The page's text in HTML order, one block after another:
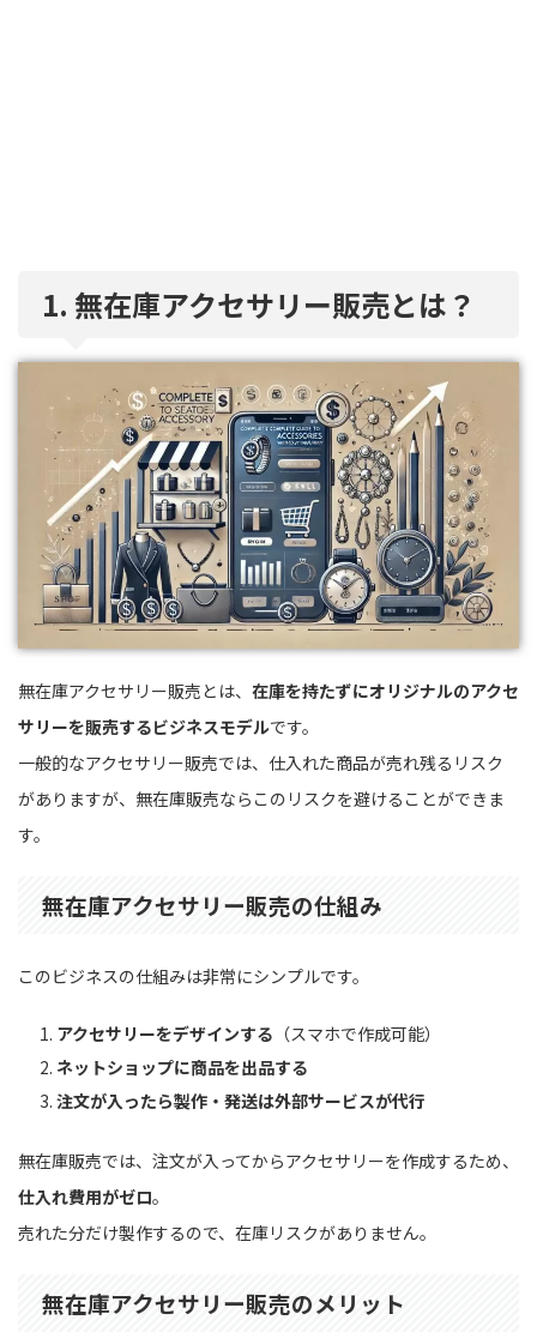
1. 無在庫アクセサリー販売とは？
無在庫アクセサリー販売とは、 在庫を持たずにオリジナルのアクセ
サリーを販売するビジネスモデルです。
一般的なアクセサリー販売では、仕入れた商品が売れ残るリスク
がありますが、無在庫販売ならこのリスクを避けることができま
す。
無在庫アクセサリー販売の仕組み
このビジネスの仕組みは非常にシンプルです。
アクセサリーをデザインする （スマホで作成可能）
ネットショップに商品を出品する
注文が入ったら製作・発送は外部サービスが代行
無在庫販売では、注文が入ってからアクセサリーを作成するため、
仕入れ費用がゼロ。
売れた分だけ製作するので、在庫リスクがありません。
無在庫アクセサリー販売のメリット